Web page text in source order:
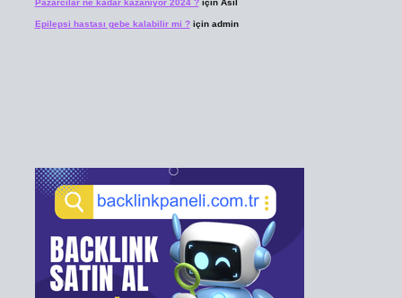
Pazarcılar ne kadar kazanıyor 2024 ?için Asil
Epilepsi hastası gebe kalabilir mi ?için admin